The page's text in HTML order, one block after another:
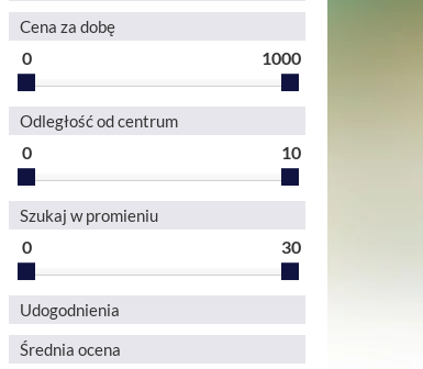
Cena za dobę
0 1000
Odległość od centrum
0 10
Szukaj w promieniu
0 30
Udogodnienia
Średnia ocena